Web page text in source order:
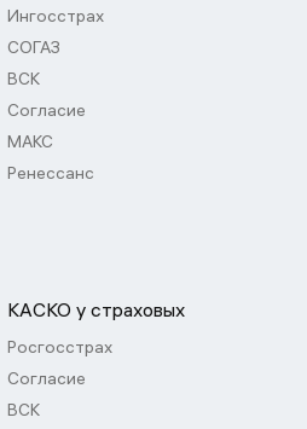
Ингосстрах
СОГАЗ
ВСК
Согласие
МАКС
Ренессанс
КАСКО у страховых
Росгосстрах
Согласие
ВСК